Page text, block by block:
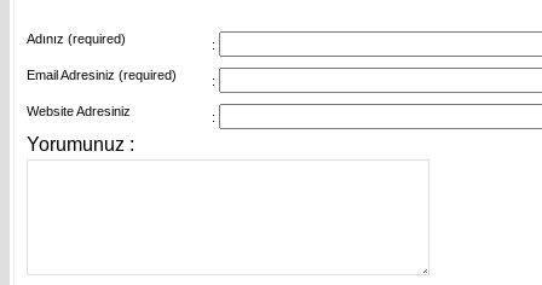
Adınız (required) :
Email Adresiniz (required) :
Website Adresiniz :
Yorumunuz :